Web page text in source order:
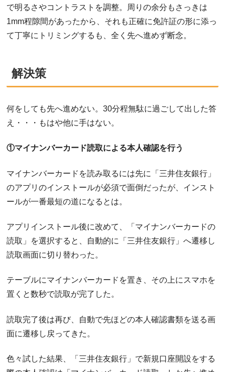
で明るさやコントラストを調整。周りの余分もさっきは
1mm程隙間があったから、それも正確に免許証の形に添っ
て丁寧にトリミングするも、全く先へ進めず断念。
解決策
何をしても先へ進めない。30分程無駄に過ごして出した答
え・・・もはや他に手はない。
①マイナンバーカード読取による本人確認を行う
マイナンバーカードを読み取るには先に「三井住友銀行」
のアプリのインストールが必須で面倒だったが、インスト
ールが一番最短の道になるとは。
アプリインストール後に改めて、「マイナンバーカードの
読取」を選択すると、自動的に「三井住友銀行」へ遷移し
読取画面に切り替わった。
テーブルにマイナンバーカードを置き、その上にスマホを
置くと数秒で読取が完了した。
読取完了後は再び、自動で先ほどの本人確認書類を送る画
面に遷移し戻ってきた。
色々試した結果、「三井住友銀行」で新規口座開設をする